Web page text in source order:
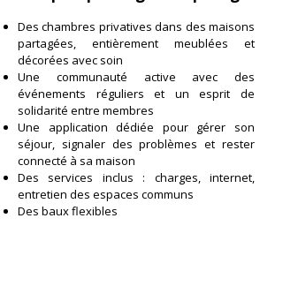
Des chambres privatives dans des maisons
partagées, entièrement meublées et
décorées avec soin
Une communauté active avec des
événements réguliers et un esprit de
solidarité entre membres
Une application dédiée pour gérer son
séjour, signaler des problèmes et rester
connecté à sa maison
Des services inclus : charges, internet,
entretien des espaces communs
Des baux flexibles